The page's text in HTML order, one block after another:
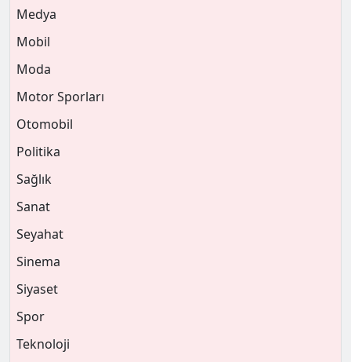
Medya
Mobil
Moda
Motor Sporları
Otomobil
Politika
Sağlık
Sanat
Seyahat
Sinema
Siyaset
Spor
Teknoloji